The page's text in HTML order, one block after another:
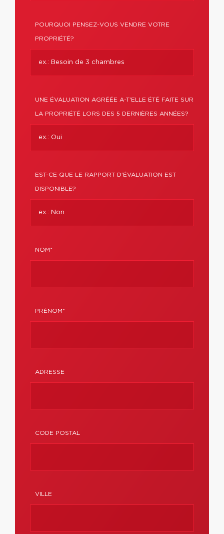
POURQUOI PENSEZ-VOUS VENDRE VOTRE
PROPRIÉTÉ?
UNE ÉVALUATION AGRÉÉE A-T'ELLE ÉTÉ FAITE SUR
LA PROPRIÉTÉ LORS DES 5 DERNIÈRES ANNÉES?
EST-CE QUE LE RAPPORT D’ÉVALUATION EST
DISPONIBLE?
NOM*
PRÉNOM*
ADRESSE
CODE POSTAL
VILLE